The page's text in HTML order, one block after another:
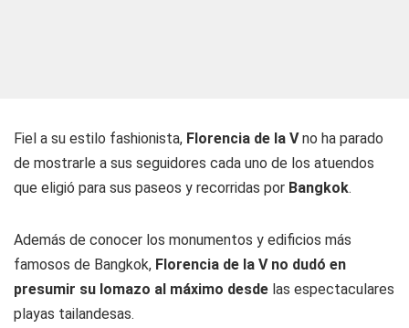
Fiel a su estilo fashionista, Florencia de la Vno ha parado
de mostrarle a sus seguidores cada uno de los atuendos
que eligió para sus paseos y recorridas por Bangkok.
Además de conocer los monumentos y edificios más
famosos de Bangkok, Florencia de la V no dudó en
presumir su lomazo al máximo desde las espectaculares
playas tailandesas.